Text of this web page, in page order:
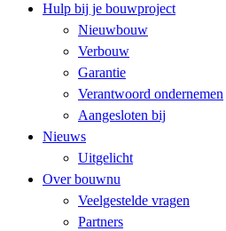
Hulp bij je bouwproject
Nieuwbouw
Verbouw
Garantie
Verantwoord ondernemen
Aangesloten bij
Nieuws
Uitgelicht
Over bouwnu
Veelgestelde vragen
Partners